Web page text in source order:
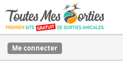
Me connecter